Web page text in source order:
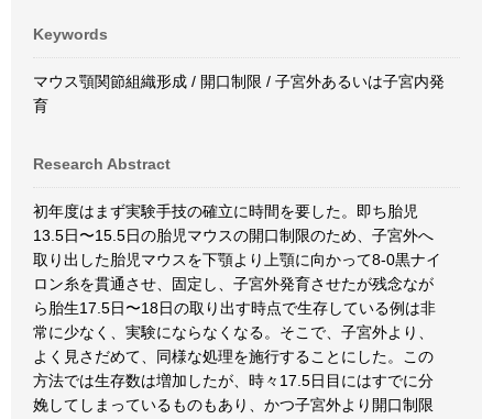
Keywords
マウス顎関節組織形成 / 開口制限 / 子宮外あるいは子宮内発
育
Research Abstract
初年度はまず実験手技の確立に時間を要した。即ち胎児
13.5日〜15.5日の胎児マウスの開口制限のため、子宮外へ
取り出した胎児マウスを下顎より上顎に向かって8-0黒ナイ
ロン糸を貫通させ、固定し、子宮外発育させたが残念なが
ら胎生17.5日〜18日の取り出す時点で生存している例は非
常に少なく、実験にならなくなる。そこで、子宮外より、
よく見さだめて、同様な処理を施行することにした。この
方法では生存数は増加したが、時々17.5日目にはすでに分
娩してしまっているものもあり、かつ子宮外より開口制限